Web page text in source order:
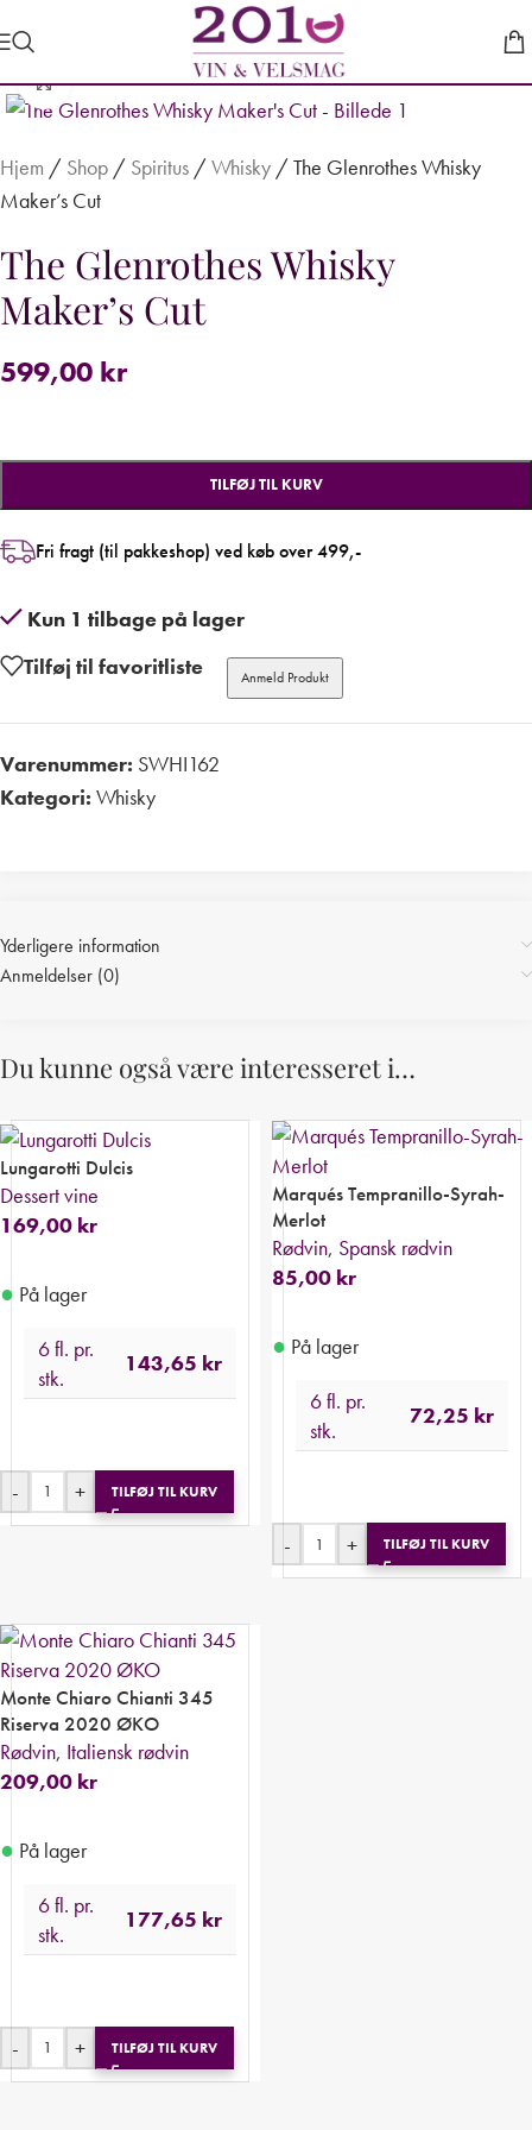
Forstør
Hjem / Shop / Spiritus / Whisky / The Glenrothes Whisky
Maker’s Cut
The Glenrothes Whisky
Maker’s Cut
599,00 kr
TILFØJ TIL KURV
Fri fragt (til pakkeshop) ved køb over 499,-
Kun 1 tilbage på lager
Tilføj til favoritliste
Anmeld Produkt
Varenummer: SWHI162
Kategori: Whisky
Yderligere information
Anmeldelser (0)
Du kunne også være interesseret i…
Lungarotti Dulcis
Dessert vine
169,00 kr
● På lager
6 fl. pr.
stk.
143,65 kr
- + TILFØJ TIL KURV
Marqués Tempranillo-Syrah-
Merlot
Rødvin, Spansk rødvin
85,00 kr
● På lager
6 fl. pr.
stk.
72,25 kr
- + TILFØJ TIL KURV
Monte Chiaro Chianti 345
Riserva 2020 ØKO
Rødvin, Italiensk rødvin
209,00 kr
● På lager
6 fl. pr.
stk.
177,65 kr
- + TILFØJ TIL KURV